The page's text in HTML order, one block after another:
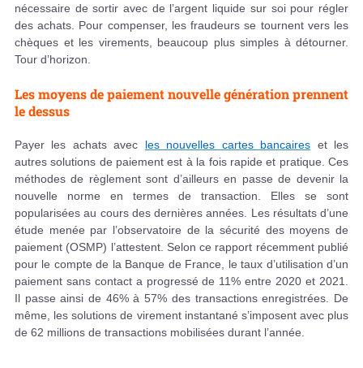
nécessaire de sortir avec de l’argent liquide sur soi pour régler
des achats. Pour compenser, les fraudeurs se tournent vers les
chèques et les virements, beaucoup plus simples à détourner.
Tour d’horizon.
Les moyens de paiement nouvelle génération prennent
le dessus
Payer les achats avec les nouvelles cartes bancaires et les
autres solutions de paiement est à la fois rapide et pratique. Ces
méthodes de règlement sont d’ailleurs en passe de devenir la
nouvelle norme en termes de transaction. Elles se sont
popularisées au cours des dernières années. Les résultats d’une
étude menée par l’observatoire de la sécurité des moyens de
paiement (OSMP) l’attestent. Selon ce rapport récemment publié
pour le compte de la Banque de France, le taux d’utilisation d’un
paiement sans contact a progressé de 11% entre 2020 et 2021.
Il passe ainsi de 46% à 57% des transactions enregistrées. De
même, les solutions de virement instantané s’imposent avec plus
de 62 millions de transactions mobilisées durant l’année.